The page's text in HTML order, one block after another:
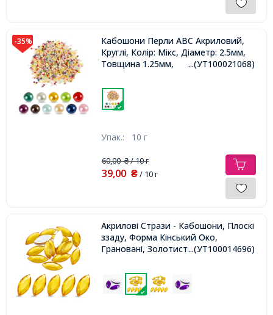
-35%
Кабошони Перли АВС Акриловий,
Круглі, Колір: Мікс, Діаметр: 2.5мм,
Товщина 1.25мм,
...(УТ100021068)
Упак.: 10 г
60,00₴/ 10 г
39,00 ₴/ 10 г
Акрилові Стрази - Кабошони, Плоскі
ззаду, Форма Кінський Око,
Грановані, Золотистий, 20х9х3мм,
...(УТ100014696)